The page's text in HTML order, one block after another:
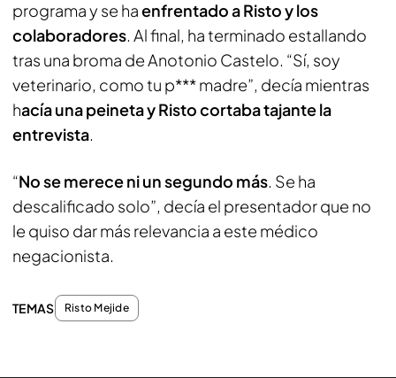
programa y se haenfrentado a Risto y los
colaboradores. Al final, ha terminado estallando
tras una broma de Anotonio Castelo. “Sí, soy
veterinario, como tu p*** madre”, decía mientras
hacía una peineta y Risto cortaba tajante la
entrevista.
“No se merece ni un segundo más. Se ha
descalificado solo”, decía el presentador que no
le quiso dar más relevancia a este médico
negacionista.
TEMAS Risto Mejide